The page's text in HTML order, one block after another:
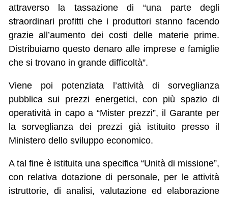
attraverso la tassazione di “una parte degli
straordinari profitti che i produttori stanno facendo
grazie all’aumento dei costi delle materie prime.
Distribuiamo questo denaro alle imprese e famiglie
che si trovano in grande difficoltà”.
Viene poi potenziata l’attività di sorveglianza
pubblica sui prezzi energetici, con più spazio di
operatività in capo a “Mister prezzi”, il Garante per
la sorveglianza dei prezzi già istituito presso il
Ministero dello sviluppo economico.
A tal fine è istituita una specifica “Unità di missione”,
con relativa dotazione di personale, per le attività
istruttorie, di analisi, valutazione ed elaborazione